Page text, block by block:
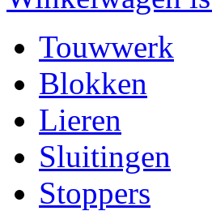
Touwwerk
Blokken
Lieren
Sluitingen
Stoppers